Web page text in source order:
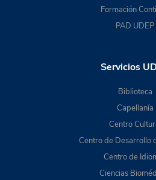
Formación
PAD UDEP
Servicios
Biblioteca
Capellanía
Centro
Centro de Desarrollo
Centro de
Ciencias